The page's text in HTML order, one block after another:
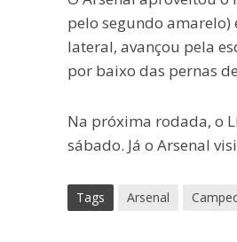
pelo segundo amarelo)
lateral, avançou pela
por baixo das pernas
Na próxima rodada, o
sábado. Já o Arsenal
Tags Arsenal